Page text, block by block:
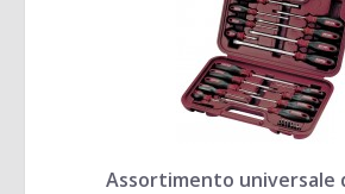
Assortimento universale